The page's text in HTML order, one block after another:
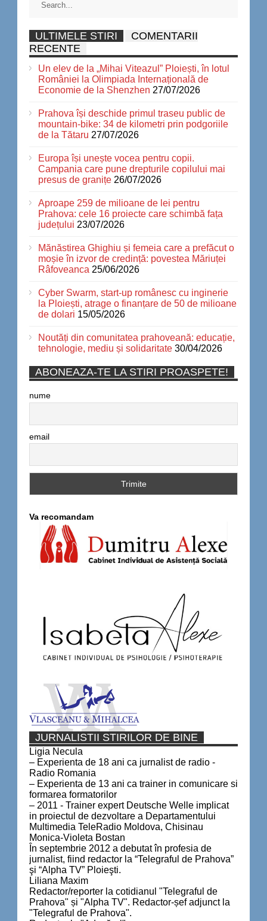
ULTIMELE STIRI
COMENTARII
RECENTE
Un elev de la „Mihai Viteazul” Ploiești, în lotul
României la Olimpiada Internațională de
Economie de la Shenzhen 27/07/2026
Prahova își deschide primul traseu public de
mountain-bike: 34 de kilometri prin podgoriile
de la Tătaru 27/07/2026
Europa își unește vocea pentru copii.
Campania care pune drepturile copilului mai
presus de granițe 26/07/2026
Aproape 259 de milioane de lei pentru
Prahova: cele 16 proiecte care schimbă fața
județului 23/07/2026
Mănăstirea Ghighiu și femeia care a prefăcut o
moșie în izvor de credință: povestea Măriuței
Râfoveanca 25/06/2026
Cyber Swarm, start-up românesc cu inginerie
la Ploiești, atrage o finanțare de 50 de milioane
de dolari 15/05/2026
Noutăți din comunitatea prahoveană: educație,
tehnologie, mediu și solidaritate 30/04/2026
ABONEAZA-TE LA STIRI PROASPETE!
nume
email
Va recomandam
JURNALISTII STIRILOR DE BINE
Ligia Necula
– Experienta de 18 ani ca jurnalist de radio -
Radio Romania
– Experienta de 13 ani ca trainer in comunicare si
formarea formatorilor
– 2011 - Trainer expert Deutsche Welle implicat
in proiectul de dezvoltare a Departamentului
Multimedia TeleRadio Moldova, Chisinau
Monica-Violeta Bostan
În septembrie 2012 a debutat în profesia de
jurnalist, fiind redactor la “Telegraful de Prahova”
şi “Alpha TV” Ploieşti.
Liliana Maxim
Redactor/reporter la cotidianul "Telegraful de
Prahova" și "Alpha TV". Redactor-șef adjunct la
"Telegraful de Prahova".